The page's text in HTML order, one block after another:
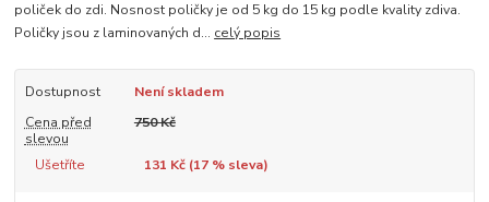
poliček do zdi. Nosnost poličky je od 5 kg do 15 kg podle kvality zdiva.
Poličky jsou z laminovaných d... celý popis
Dostupnost
Není skladem
Cena před
slevou
750 Kč
Ušetříte 131 Kč (17% sleva)